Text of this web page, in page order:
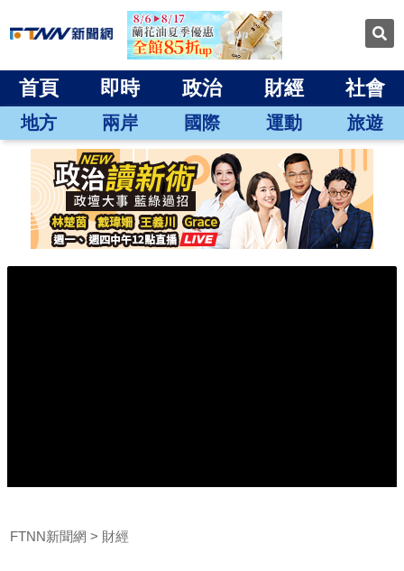
首頁 即時 政治 財經 社會
地方 兩岸 國際 運動 旅遊
FTNN新聞網 財經